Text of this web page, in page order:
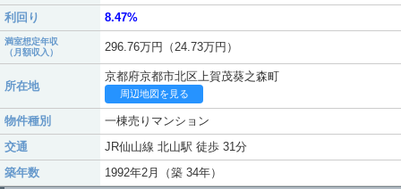
利回り
8.47%
満室想定年収
（月額収入）
296.76万円（24.73万円）
所在地
京都府京都市北区上賀茂葵之森町
周辺地図を見る
物件種別
一棟売りマンション
交通
JR仙山線 北山駅 徒歩 31分
築年数
1992年2月（築 34年）